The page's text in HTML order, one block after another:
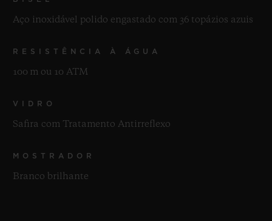
Aço inoxidável polido engastado com 36 topázios azuis
RESISTÊNCIA À ÁGUA
100 m ou 10 ATM
VIDRO
Safira com Tratamento Antirreflexo
MOSTRADOR
Branco brilhante